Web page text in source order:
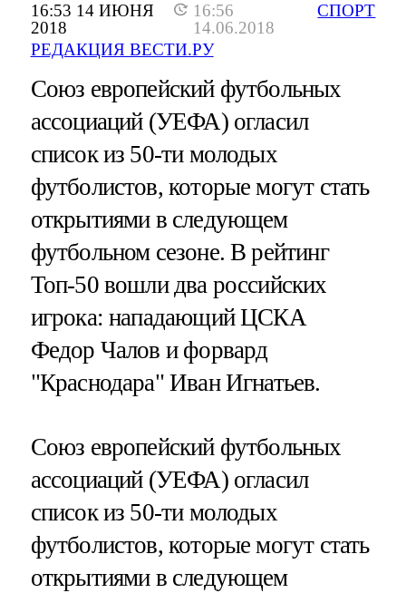
16:53 14 ИЮНЯ
2018
16:56
14.06.2018
РЕДАКЦИЯ ВЕСТИ.РУ
СПОРТ
Союз европейский футбольных
ассоциаций (УЕФА) огласил
список из 50-ти молодых
футболистов, которые могут стать
открытиями в следующем
футбольном сезоне. В рейтинг
Топ-50 вошли два российских
игрока: нападающий ЦСКА
Федор Чалов и форвард
"Краснодара" Иван Игнатьев.
Союз европейский футбольных
ассоциаций (УЕФА) огласил
список из 50-ти молодых
футболистов, которые могут стать
открытиями в следующем